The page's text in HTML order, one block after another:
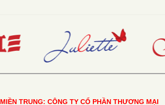
MIỀN TRUNG: CÔNG TY CỔ PHẦN THƯƠNG MẠI